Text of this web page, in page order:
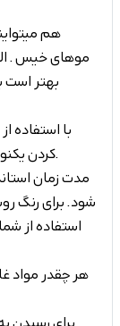
هم
موهای خیس .
بهتر است
با استفاده
کردن یکنواخت رنگساژ روی موها نتیجه را بهتر کنید.
شود. برای رنگ
هر چقدر مواد